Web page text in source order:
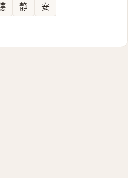
静 安